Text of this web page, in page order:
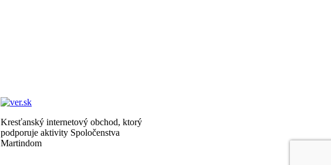
Kresťanský internetový obchod, ktorý
podporuje aktivity Spoločenstva
Martindom